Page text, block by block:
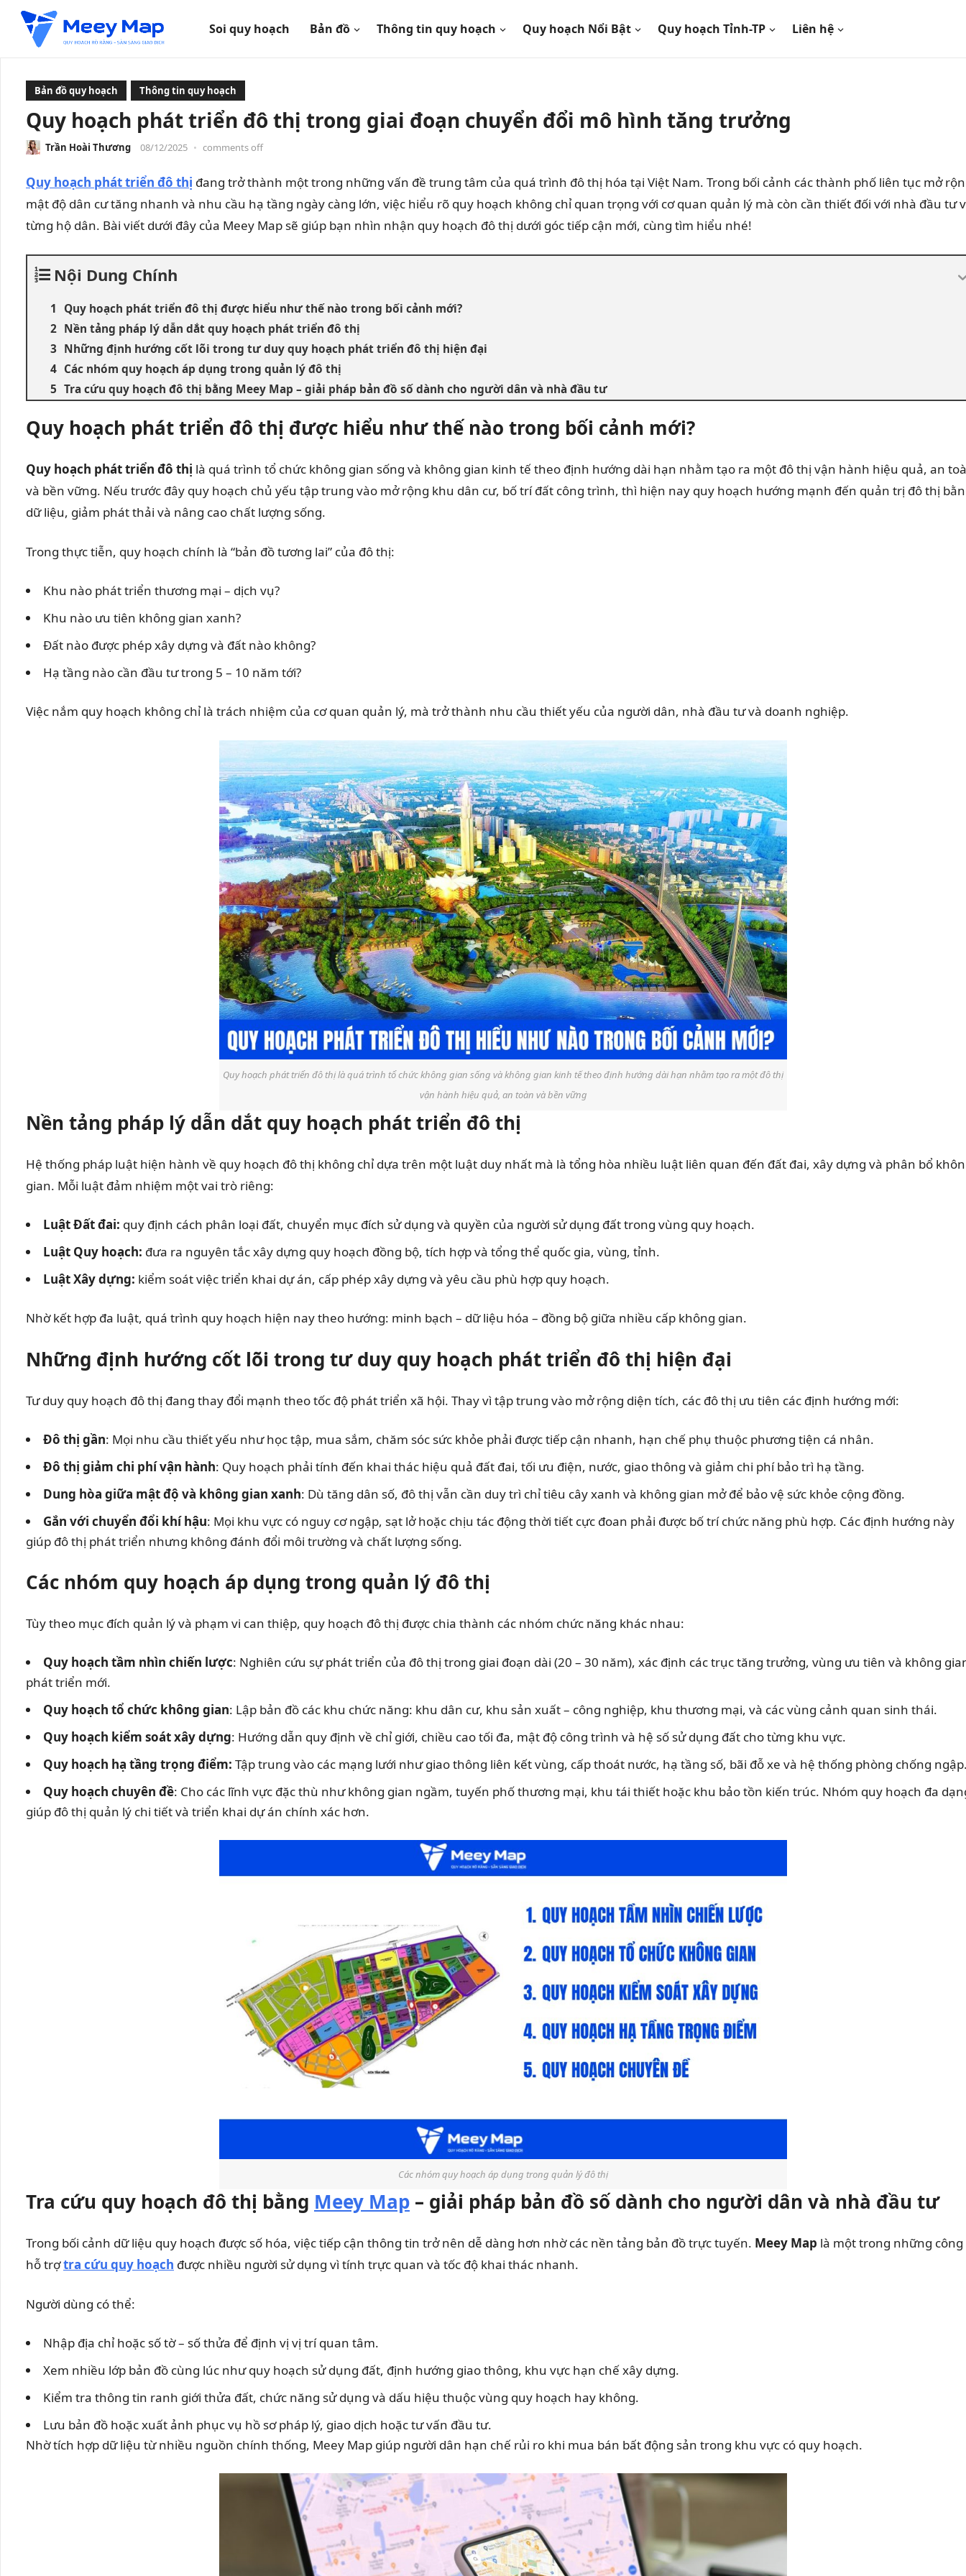
Soi quy hoạch Bản đồ Thông tin quy hoạch Quy hoạch Nổi Bật Quy hoạch Tỉnh-TP Liên hệ
Bản đồ quy hoạch Thông tin quy hoạch
Quy hoạch phát triển đô thị trong giai đoạn chuyển đổi mô hình tăng trưởng
Trần Hoài Thương 08/12/2025 • comments off
Quy hoạch phát triển đô thị đang trở thành một trong những vấn đề trung tâm của quá trình đô thị hóa tại Việt Nam. Trong bối cảnh các thành phố liên tục mở
mật độ dân cư tăng nhanh và nhu cầu hạ tầng ngày càng lớn, việc hiểu rõ quy hoạch không chỉ quan trọng với cơ quan quản lý mà còn cần thiết đối với nhà đầu tư
từng hộ dân. Bài viết dưới đây của Meey Map sẽ giúp bạn nhìn nhận quy hoạch đô thị dưới góc tiếp cận mới, cùng tìm hiểu nhé!
Nội Dung Chính
Quy hoạch phát triển đô thị được hiểu như thế nào trong bối cảnh mới?
Nền tảng pháp lý dẫn dắt quy hoạch phát triển đô thị
Những định hướng cốt lõi trong tư duy quy hoạch phát triển đô thị hiện đại
Các nhóm quy hoạch áp dụng trong quản lý đô thị
Tra cứu quy hoạch đô thị bằng Meey Map – giải pháp bản đồ số dành cho người dân và nhà đầu tư
Quy hoạch phát triển đô thị được hiểu như thế nào trong bối cảnh mới?
Quy hoạch phát triển đô thị là quá trình tổ chức không gian sống và không gian kinh tế theo định hướng dài hạn nhằm tạo ra một đô thị vận hành hiệu quả, an
và bền vững. Nếu trước đây quy hoạch chủ yếu tập trung vào mở rộng khu dân cư, bố trí đất công trình, thì hiện nay quy hoạch hướng mạnh đến quản trị đô thị
dữ liệu, giảm phát thải và nâng cao chất lượng sống.
Trong thực tiễn, quy hoạch chính là “bản đồ tương lai” của đô thị:
Khu nào phát triển thương mại – dịch vụ?
Khu nào ưu tiên không gian xanh?
Đất nào được phép xây dựng và đất nào không?
Hạ tầng nào cần đầu tư trong 5 – 10 năm tới?
Việc nắm quy hoạch không chỉ là trách nhiệm của cơ quan quản lý, mà trở thành nhu cầu thiết yếu của người dân, nhà đầu tư và doanh nghiệp.
Quy hoạch phát triển đô thị là quá trình tổ chức không gian sống và không gian kinh tế theo định hướng dài hạn nhằm tạo ra một đô thị
vận hành hiệu quả, an toàn và bền vững
Nền tảng pháp lý dẫn dắt quy hoạch phát triển đô thị
Hệ thống pháp luật hiện hành về quy hoạch đô thị không chỉ dựa trên một luật duy nhất mà là tổng hòa nhiều luật liên quan đến đất đai, xây dựng và phân bổ
gian. Mỗi luật đảm nhiệm một vai trò riêng:
Luật Đất đai: quy định cách phân loại đất, chuyển mục đích sử dụng và quyền của người sử dụng đất trong vùng quy hoạch.
Luật Quy hoạch: đưa ra nguyên tắc xây dựng quy hoạch đồng bộ, tích hợp và tổng thể quốc gia, vùng, tỉnh.
Luật Xây dựng: kiểm soát việc triển khai dự án, cấp phép xây dựng và yêu cầu phù hợp quy hoạch.
Nhờ kết hợp đa luật, quá trình quy hoạch hiện nay theo hướng: minh bạch – dữ liệu hóa – đồng bộ giữa nhiều cấp không gian.
Những định hướng cốt lõi trong tư duy quy hoạch phát triển đô thị hiện đại
Tư duy quy hoạch đô thị đang thay đổi mạnh theo tốc độ phát triển xã hội. Thay vì tập trung vào mở rộng diện tích, các đô thị ưu tiên các định hướng mới:
Đô thị gần: Mọi nhu cầu thiết yếu như học tập, mua sắm, chăm sóc sức khỏe phải được tiếp cận nhanh, hạn chế phụ thuộc phương tiện cá nhân.
Đô thị giảm chi phí vận hành: Quy hoạch phải tính đến khai thác hiệu quả đất đai, tối ưu điện, nước, giao thông và giảm chi phí bảo trì hạ tầng.
Dung hòa giữa mật độ và không gian xanh: Dù tăng dân số, đô thị vẫn cần duy trì chỉ tiêu cây xanh và không gian mở để bảo vệ sức khỏe cộng đồng.
Gắn với chuyển đổi khí hậu: Mọi khu vực có nguy cơ ngập, sạt lở hoặc chịu tác động thời tiết cực đoan phải được bố trí chức năng phù hợp. Các định hướng này
giúp đô thị phát triển nhưng không đánh đổi môi trường và chất lượng sống.
Các nhóm quy hoạch áp dụng trong quản lý đô thị
Tùy theo mục đích quản lý và phạm vi can thiệp, quy hoạch đô thị được chia thành các nhóm chức năng khác nhau:
Quy hoạch tầm nhìn chiến lược: Nghiên cứu sự phát triển của đô thị trong giai đoạn dài (20 – 30 năm), xác định các trục tăng trưởng, vùng ưu tiên và không
phát triển mới.
Quy hoạch tổ chức không gian: Lập bản đồ các khu chức năng: khu dân cư, khu sản xuất – công nghiệp, khu thương mại, và các vùng cảnh quan sinh thái.
Quy hoạch kiểm soát xây dựng: Hướng dẫn quy định về chỉ giới, chiều cao tối đa, mật độ công trình và hệ số sử dụng đất cho từng khu vực.
Quy hoạch hạ tầng trọng điểm: Tập trung vào các mạng lưới như giao thông liên kết vùng, cấp thoát nước, hạ tầng số, bãi đỗ xe và hệ thống phòng chống
Quy hoạch chuyên đề: Cho các lĩnh vực đặc thù như không gian ngầm, tuyến phố thương mại, khu tái thiết hoặc khu bảo tồn kiến trúc. Nhóm quy hoạch đa
giúp đô thị quản lý chi tiết và triển khai dự án chính xác hơn.
Các nhóm quy hoạch áp dụng trong quản lý đô thị
Tra cứu quy hoạch đô thị bằng Meey Map – giải pháp bản đồ số dành cho người dân và nhà đầu tư
Trong bối cảnh dữ liệu quy hoạch được số hóa, việc tiếp cận thông tin trở nên dễ dàng hơn nhờ các nền tảng bản đồ trực tuyến. Meey Map là một trong những công
hỗ trợtra cứu quy hoạch được nhiều người sử dụng vì tính trực quan và tốc độ khai thác nhanh.
Người dùng có thể:
Nhập địa chỉ hoặc số tờ – số thửa để định vị vị trí quan tâm.
Xem nhiều lớp bản đồ cùng lúc như quy hoạch sử dụng đất, định hướng giao thông, khu vực hạn chế xây dựng.
Kiểm tra thông tin ranh giới thửa đất, chức năng sử dụng và dấu hiệu thuộc vùng quy hoạch hay không.
Lưu bản đồ hoặc xuất ảnh phục vụ hồ sơ pháp lý, giao dịch hoặc tư vấn đầu tư.
Nhờ tích hợp dữ liệu từ nhiều nguồn chính thống, Meey Map giúp người dân hạn chế rủi ro khi mua bán bất động sản trong khu vực có quy hoạch.